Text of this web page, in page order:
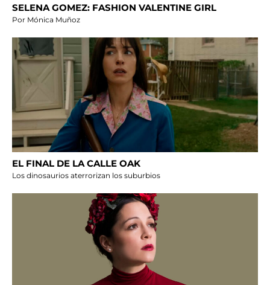
SELENA GOMEZ: FASHION VALENTINE GIRL
Por Mónica Muñoz
EL FINAL DE LA CALLE OAK
Los dinosaurios aterrorizan los suburbios